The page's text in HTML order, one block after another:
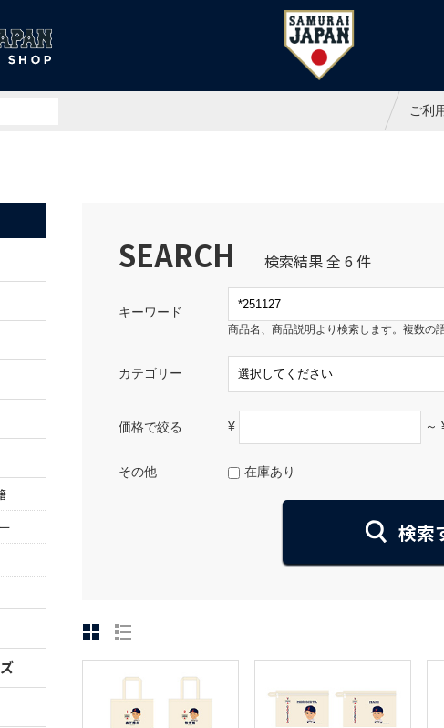
侍ジャパンオフィシャルオンラ
ご利
SEARCH 検索結果 全 6 件
キーワード
商品名、商品説明より検索します。複数の
カテゴリー
価格で絞る ¥ ～
その他 在庫あり